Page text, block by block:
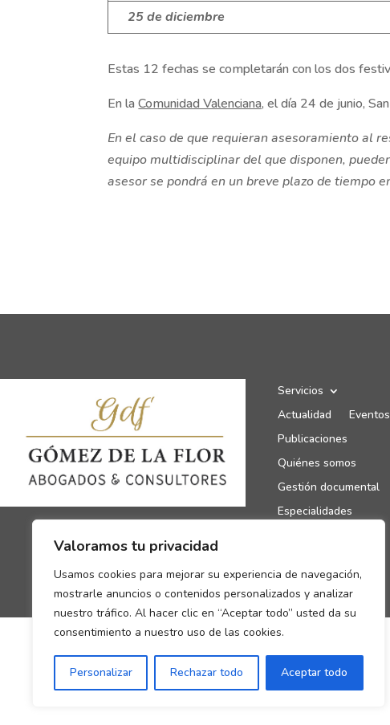
Valoramos tu privacidad
Usamos cookies para mejorar su experiencia de navegación,
mostrarle anuncios o contenidos personalizados y analizar
nuestro tráfico. Al hacer clic en “Aceptar todo” usted da su
consentimiento a nuestro uso de las cookies.
Personalizar Rechazar todo Aceptar todo
25 de diciembre
Estas 12 fechas se completarán con los dos
En laComunidad Valenciana, el día 24 de junio,
En el caso de que requieran asesoramiento al
equipo multidisciplinar del que disponen,
asesor se pondrá en un breve plazo de tiempo
Servicios
Actualidad
Eventos
Publicaciones
Quiénes somos
Gestión documental
Especialidades
Contacto